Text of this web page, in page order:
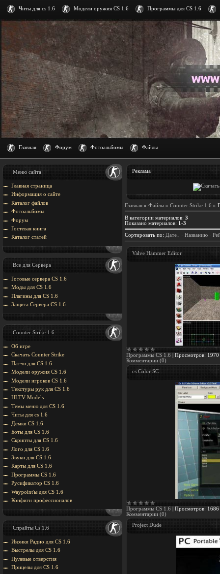
Читы для cs 1.6 Модели оружия CS 1.6 Программы для CS 1.6
Главная Форум Фотоальбомы Файлы
Меню сайта
Главная страница
Информация о сайте
Каталог файлов
Фотоальбомы
Форум
Гостевая книга
Каталог статей
Все для Сервера
Готовые сервера CS 1.6
Моды для CS 1.6
Плагины для CS 1.6
Защита Cервера CS 1.6
Counter Strike 1.6
Об игре
Скачать Counter Strike
Патчи для CS 1.6
Модели оружия CS 1.6
Модели игроков CS 1.6
Текстуры рук для CS 1.6
HLTV Models
Темы меню для CS 1.6
Читы для cs 1.6
Демки CS 1.6
Боты для CS 1.6
Скрипты для CS 1.6
Лого для CS 1.6
Звуки для CS 1.6
Карты для CS 1.6
Программы CS 1.6
Русификатор CS 1.6
Waypoint'ы для CS 1.6
Конфиги профессионалов
Спрайты Cs 1.6
Иконки Радио для CS 1.6
Выстрелы для CS 1.6
Пулевые отверстия
Прицелы для CS 1.6
Реклама
Главная » Файлы » Counter Strike 1.6 »
В категории материалов: 3
Показано материалов: 1-3
Сортировать по: Дате · Названию ·
Valve Hammer Editor
Программы CS 1.6 Просмотров: 1970
Комментарии (0)
cs Color SC
Программы CS 1.6 Просмотров: 1686
Комментарии (0)
Project Dude